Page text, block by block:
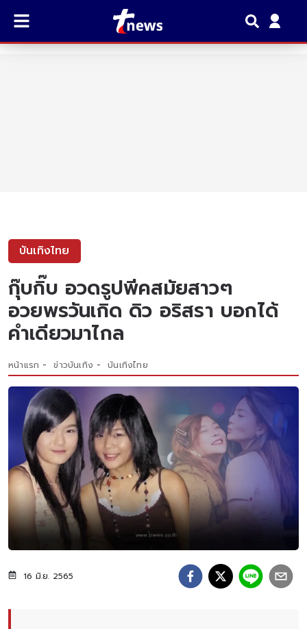
บันเทิงไทย
กุ๊บกิ๊บ อวดรูปพีคสมัยสาวๆ
อวยพรวันเกิด ดิว อริสรา บอกได้
คำเดียวมาไกล
หน้าแรก ข่าวบันเทิง บันเทิงไทย
16 มิ.ย. 2565